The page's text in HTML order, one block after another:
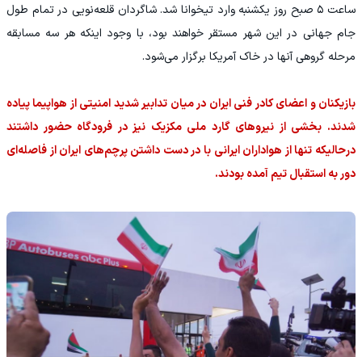
ساعت ۵ صبح روز یکشنبه وارد تیخوانا شد. شاگردان قلعه‌نویی در تمام طول
جام جهانی در این شهر مستقر خواهند بود، با وجود اینکه هر سه مسابقه
مرحله گروهی آنها در خاک آمریکا برگزار می‌شود.
بازیکنان و اعضای کادر فنی ایران در میان تدابیر شدید امنیتی از هواپیما پیاده
شدند. بخشی از نیروهای گارد ملی مکزیک نیز در فرودگاه حضور داشتند
درحالیکه تنها از هواداران ایرانی با در دست داشتن پرچم‌های ایران از فاصله‌ای
دور به استقبال تیم آمده بودند.